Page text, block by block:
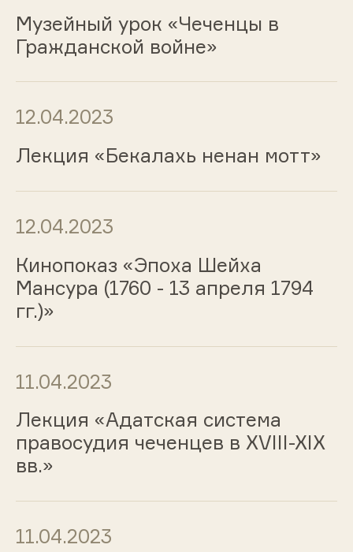
Музейный урок «Чеченцы в
Гражданской войне»
12.04.2023
Лекция «Бекалахь ненан мотт»
12.04.2023
Кинопоказ «Эпоха Шейха
Мансура (1760 - 13 апреля 1794
гг.)»
11.04.2023
Лекция «Адатская система
правосудия чеченцев в XVIII-XIX
вв.»
11.04.2023